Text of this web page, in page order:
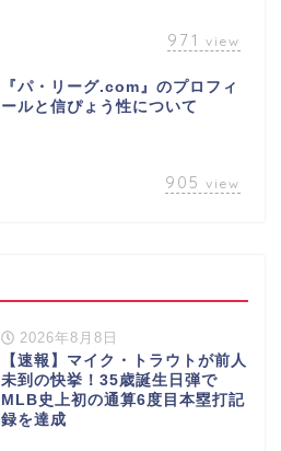
971 view
『パ・リーグ.com』のプロフィ
ールと信ぴょう性について
905 view
2026年8月8日
【速報】マイク・トラウトが前人
未到の快挙！35歳誕生日弾で
MLB史上初の通算6度目本塁打記
録を達成